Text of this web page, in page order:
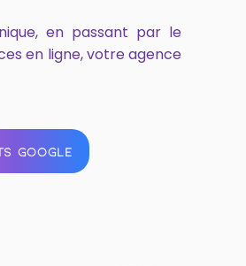
en passant par le
en ligne, votre agence
GOOGLE